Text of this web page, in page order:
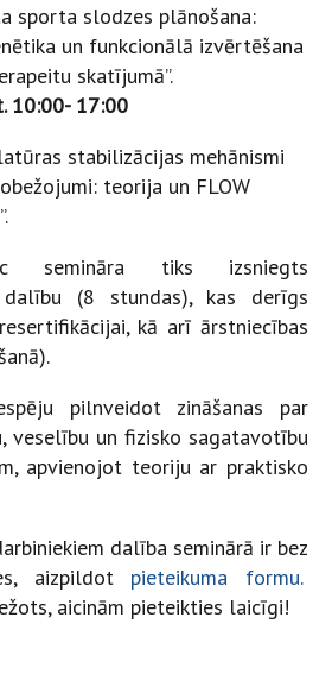
sporta slodzes plānošana:
un funkcionālā izvērtēšana
skatījumā”.
10:00- 17:00
stabilizācijas mehānismi
teorija un FLOW
semināra tiks izsniegts
dalību (8 stundas), kas derīgs
kā arī ārstniecības
pilnveidot zināšanas par
veselību un fizisko sagatavotību
apvienojot teoriju ar praktisko
dalība seminārā ir bez
aizpildot pieteikuma formu.
aicinām pieteikties laicīgi!